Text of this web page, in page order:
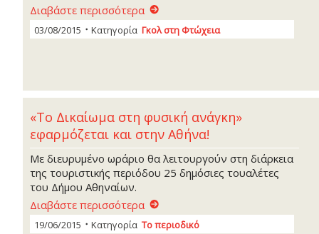
Διαβάστε περισσότερα
03/08/2015 Κατηγορία Γκoλ στη Φτώχεια
«Το Δικαίωμα στη φυσική ανάγκη»
εφαρμόζεται και στην Αθήνα!
Με διευρυμένο ωράριο θα λειτουργούν στη διάρκεια
της τουριστικής περιόδου 25 δημόσιες τουαλέτες
του Δήμου Αθηναίων.
Διαβάστε περισσότερα
19/06/2015 Κατηγορία Το περιοδικό